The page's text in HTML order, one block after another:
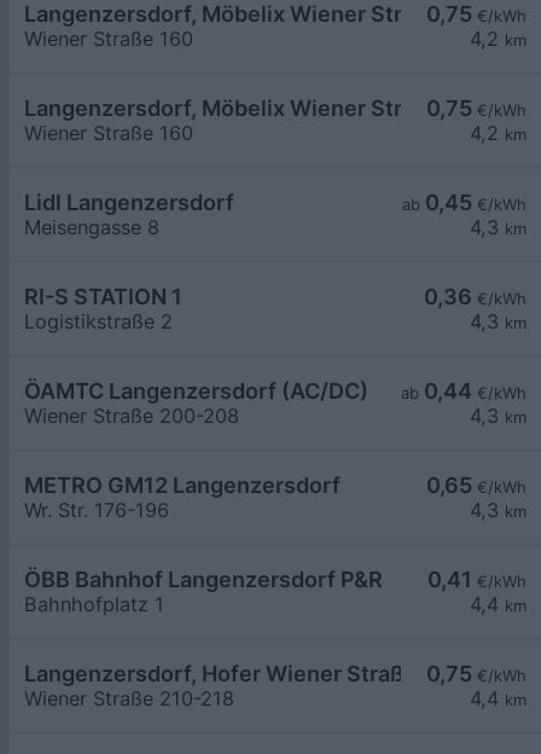
0,75 €/kWh
4,2 km
Langenzersdorf, Möbelix Wiener Str.
Wiener Straße 160
0,75 €/kWh
4,2 km
Langenzersdorf, Möbelix Wiener Str.
Wiener Straße 160
ab 0,45 €/kWh
4,3 km
Lidl Langenzersdorf
Meisengasse 8
0,36 €/kWh
4,3 km
RI-S STATION 1
Logistikstraße 2
ab 0,44 €/kWh
4,3 km
ÖAMTC Langenzersdorf (AC/DC)
Wiener Straße 200-208
0,65 €/kWh
4,3 km
METRO GM12 Langenzersdorf
Wr. Str. 176-196
0,41 €/kWh
4,4 km
ÖBB Bahnhof Langenzersdorf P&R
Bahnhofplatz 1
0,75 €/kWh
4,4 km
Langenzersdorf, Hofer Wiener Straße
Wiener Straße 210-218